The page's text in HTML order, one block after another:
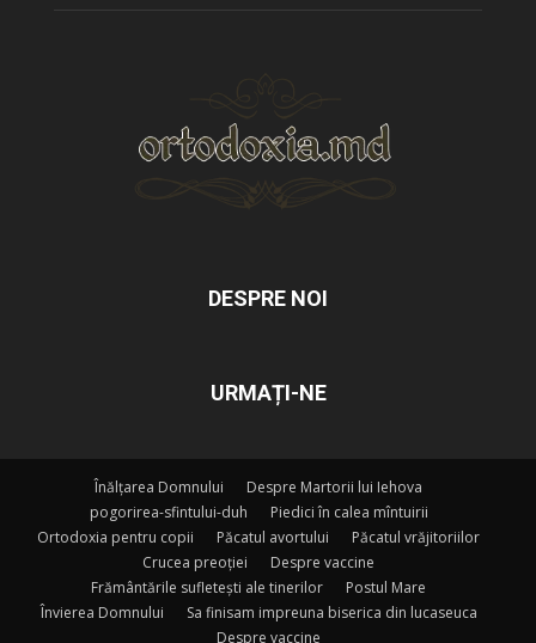
DESPRE NOI
URMAȚI-NE
Înălțarea Domnului
Despre Martorii lui Iehova
pogorirea-sfintului-duh
Piedici în calea mîntuirii
Ortodoxia pentru copii
Păcatul avortului
Păcatul vrăjitoriilor
Crucea preoției
Despre vaccine
Frământările sufletești ale tinerilor
Postul Mare
Învierea Domnului
Sa finisam impreuna biserica din lucaseuca
Despre vaccine